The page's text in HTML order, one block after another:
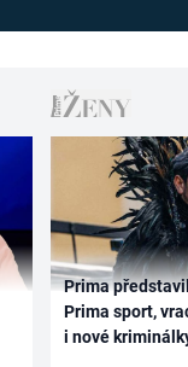
Prima
Prima sport,
i nové